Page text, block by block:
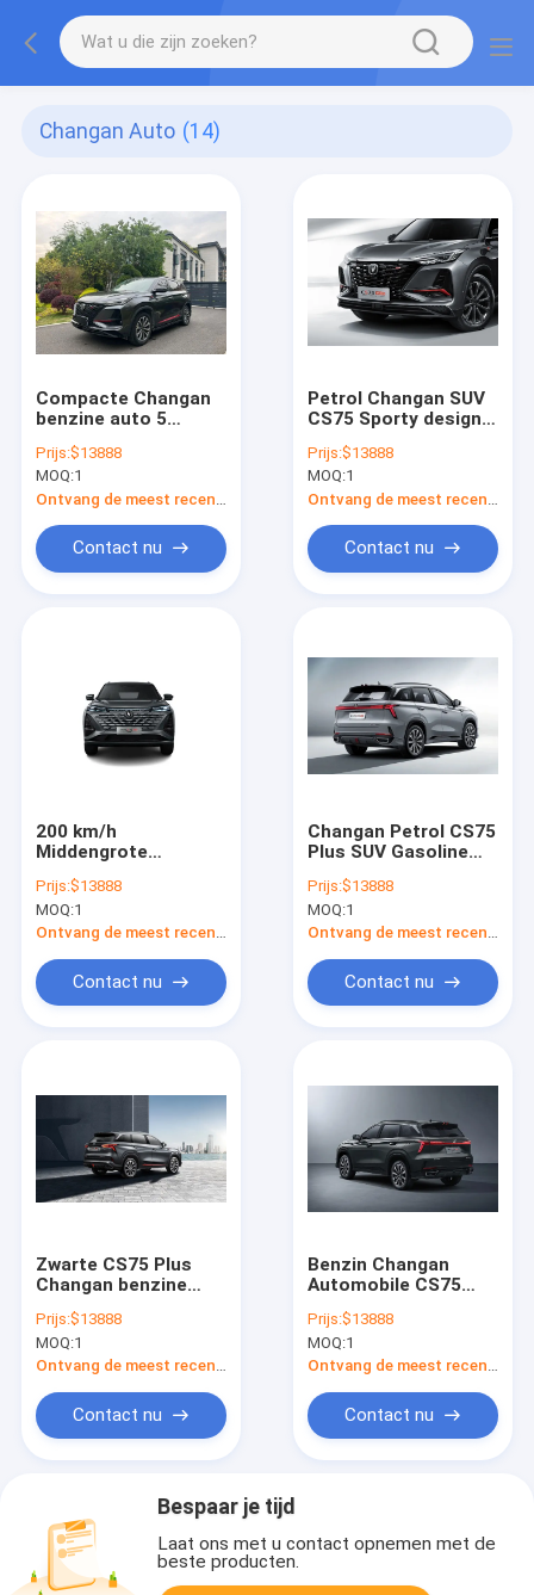
Changan Auto (14)
Compacte Changan
benzine auto 5
CS75 Plus SUV
voorwiel aandrijving
Prijs:$13888
MOQ:1
Contact nu
Petrol Changan SUV
CS75 Sporty design
rijervaring
Prijs:$13888
MOQ:1
Contact nu
200 km/h
Middengrote
auto benzine energie
type Changan CS75
Plus
Prijs:$13888
MOQ:1
Contact nu
Changan Petrol CS75
Plus SUV Gasoline
dagelijkse avonturen
Prijs:$13888
MOQ:1
Contact nu
Zwarte CS75 Plus
Changan benzine
combinatie van stijl
en functionaliteit
Prijs:$13888
MOQ:1
Ontvang de meest recente Prijs
Contact nu
Benzin Changan
Automobile CS75
en krachtig met high-
end functies
Prijs:$13888
MOQ:1
Ontvang de meest recente Prijs
Contact nu
Bespaar je tijd
Laat ons met u contact opnemen met de
beste producten.